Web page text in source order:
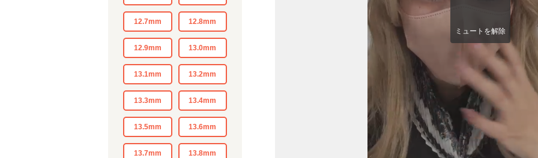
12.7mm 12.8mm
12.9mm 13.0mm
13.1mm 13.2mm
13.3mm 13.4mm
13.5mm 13.6mm
13.7mm 13.8mm